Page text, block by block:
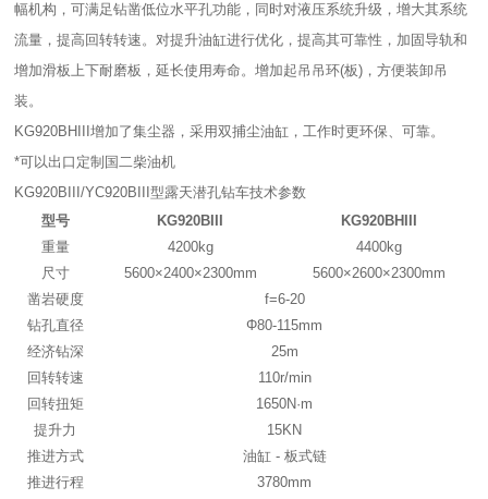
幅机构，可满足钻凿低位水平孔功能，同时对液压系统升级，增大其系统
流量，提高回转转速。对提升油缸进行优化，提高其可靠性，加固导轨和
增加滑板上下耐磨板，延长使用寿命。增加起吊吊环(板)，方便装卸吊
装。
KG920BHIII增加了集尘器，采用双捕尘油缸，工作时更环保、可靠。
*可以出口定制国二柴油机
KG920BIII/YC920BIII型露天潜孔钻车技术参数
型号
KG920BIII
KG920BHIII
重量
4200kg
4400kg
尺寸
5600×2400×2300mm
5600×2600×2300mm
凿岩硬度
f=6-20
钻孔直径
Φ80-115mm
经济钻深
25m
回转转速
110r/min
回转扭矩
1650N·m
提升力
15KN
推进方式
油缸 - 板式链
推进行程
3780mm